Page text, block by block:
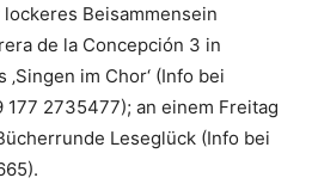
Beisammensein
de la Concepción 3 in
im Chor‘ (Info bei
2735477); an einem Freitag
Leseglück (Info bei